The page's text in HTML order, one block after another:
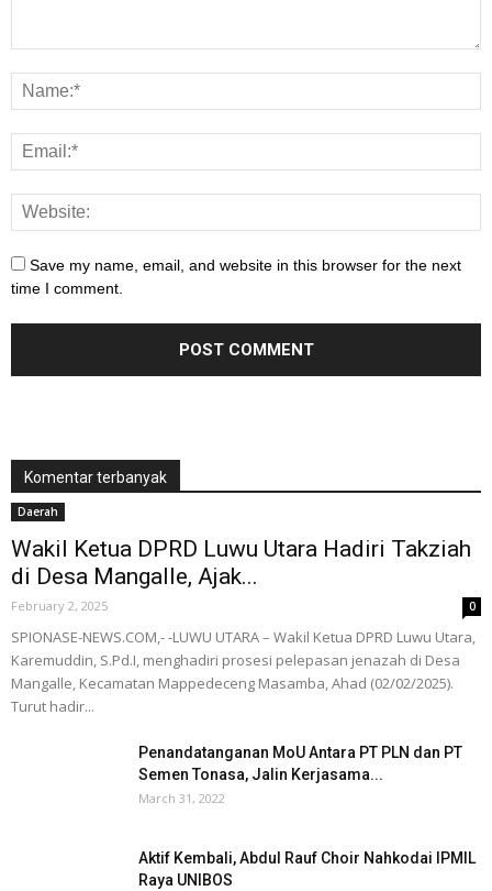
Save my name, email, and website in this browser for the next
time I comment.
Komentar terbanyak
Daerah
Wakil Ketua DPRD Luwu Utara Hadiri Takziah
di Desa Mangalle, Ajak...
February 2, 2025 0
SPIONASE-NEWS.COM,- -LUWU UTARA – Wakil Ketua DPRD Luwu Utara,
Karemuddin, S.Pd.I, menghadiri prosesi pelepasan jenazah di Desa
Mangalle, Kecamatan Mappedeceng Masamba, Ahad (02/02/2025).
Turut hadir...
Penandatanganan MoU Antara PT PLN dan PT
Semen Tonasa, Jalin Kerjasama...
March 31, 2022
Aktif Kembali, Abdul Rauf Choir Nahkodai IPMIL
Raya UNIBOS